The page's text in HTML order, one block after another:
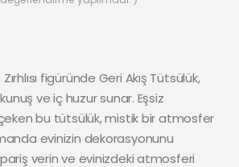
figüründe Geri Akış Tütsülük,
ve iç huzur sunar. Eşsiz
bu tütsülük, mistik bir atmosfer
evinizin dekorasyonunu
verin ve evinizdeki atmosferi